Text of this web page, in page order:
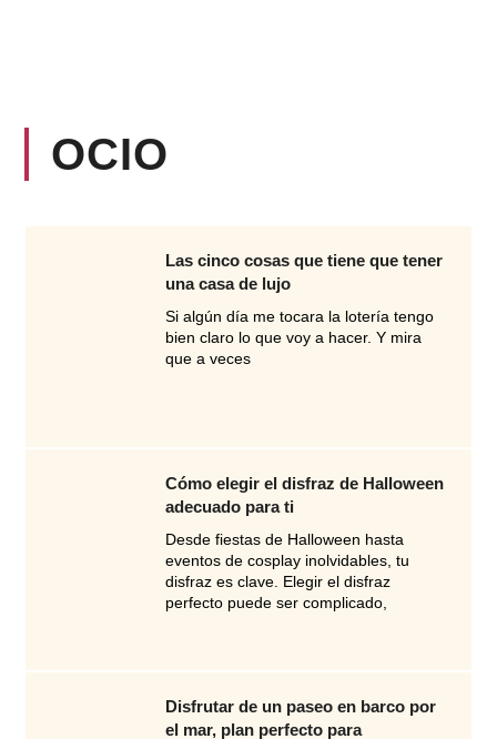
OCIO
Las cinco cosas que tiene que tener
una casa de lujo
Si algún día me tocara la lotería tengo
bien claro lo que voy a hacer. Y mira
que a veces
Cómo elegir el disfraz de Halloween
adecuado para ti
Desde fiestas de Halloween hasta
eventos de cosplay inolvidables, tu
disfraz es clave. Elegir el disfraz
perfecto puede ser complicado,
Disfrutar de un paseo en barco por
el mar, plan perfecto para